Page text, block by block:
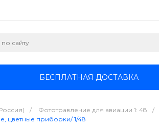
БЕСПЛАТНАЯ ДОСТАВКА
/ Фототравление для авиации 1: 48
/
цветные приборки/ 1/48